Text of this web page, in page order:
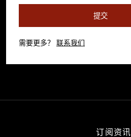
提交
需要更多？ 联系我们
订阅资讯